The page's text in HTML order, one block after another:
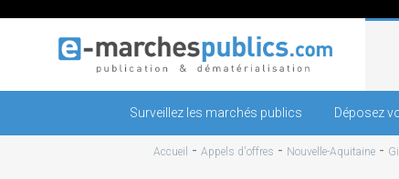
Surveillez les marchés publics Déposez
Accueil - Appels d'offres - Nouvelle-Aquitaine -